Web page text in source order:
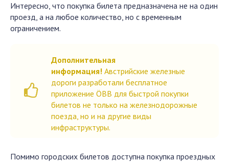
Интересно, что покупка билета предназначена не на один
проезд, а на любое количество, но с временным
ограничением.
Дополнительная
информация! Австрийские железные
дороги разработали бесплатное
приложение ÖBB для быстрой покупки
билетов не только на железнодорожные
поезда, но и на другие виды
инфраструктуры.
Помимо городских билетов доступна покупка проездных